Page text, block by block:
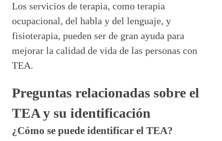
Los servicios de terapia, como terapia
ocupacional, del habla y del lenguaje, y
fisioterapia, pueden ser de gran ayuda para
mejorar la calidad de vida de las personas con
TEA.
Preguntas relacionadas sobre el
TEA y su identificación
¿Cómo se puede identificar el TEA?